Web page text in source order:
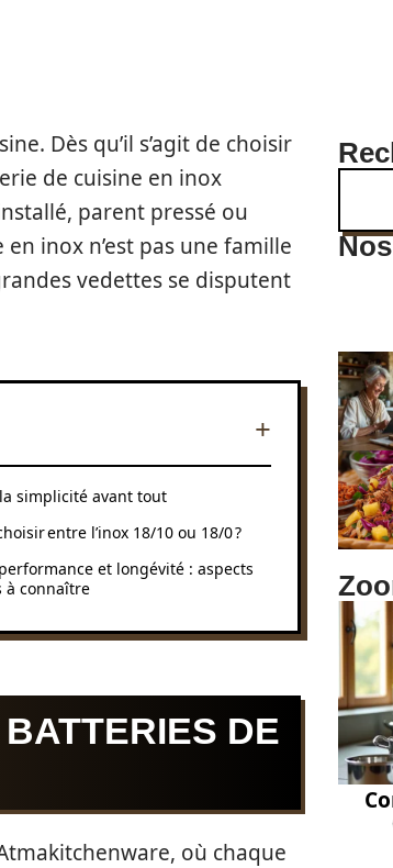
Dès qu’il s’agit de choisir
de cuisine en inox
parent pressé ou
inox n’est pas une famille
vedettes se disputent
simplicité avant tout
entre l’inox 18/10 ou 18/0 ?
et longévité : aspects
à connaître
DE
où chaque